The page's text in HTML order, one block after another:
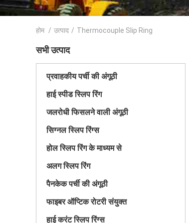
होम / उत्पाद / Thermocouple Slip Ring
सभी उत्पाद
प्रवाहकीय पर्ची की अंगूठी
हाई स्पीड स्लिप रिंग
जलरोधी फिसलने वाली अंगूठी
सिग्नल स्लिप रिंग्स
होल स्लिप रिंग के माध्यम से
अलग स्लिप रिंग
पैनकेक पर्ची की अंगूठी
फाइबर ऑप्टिक रोटरी संयुक्त
हाई करंट स्लिप रिंग्स